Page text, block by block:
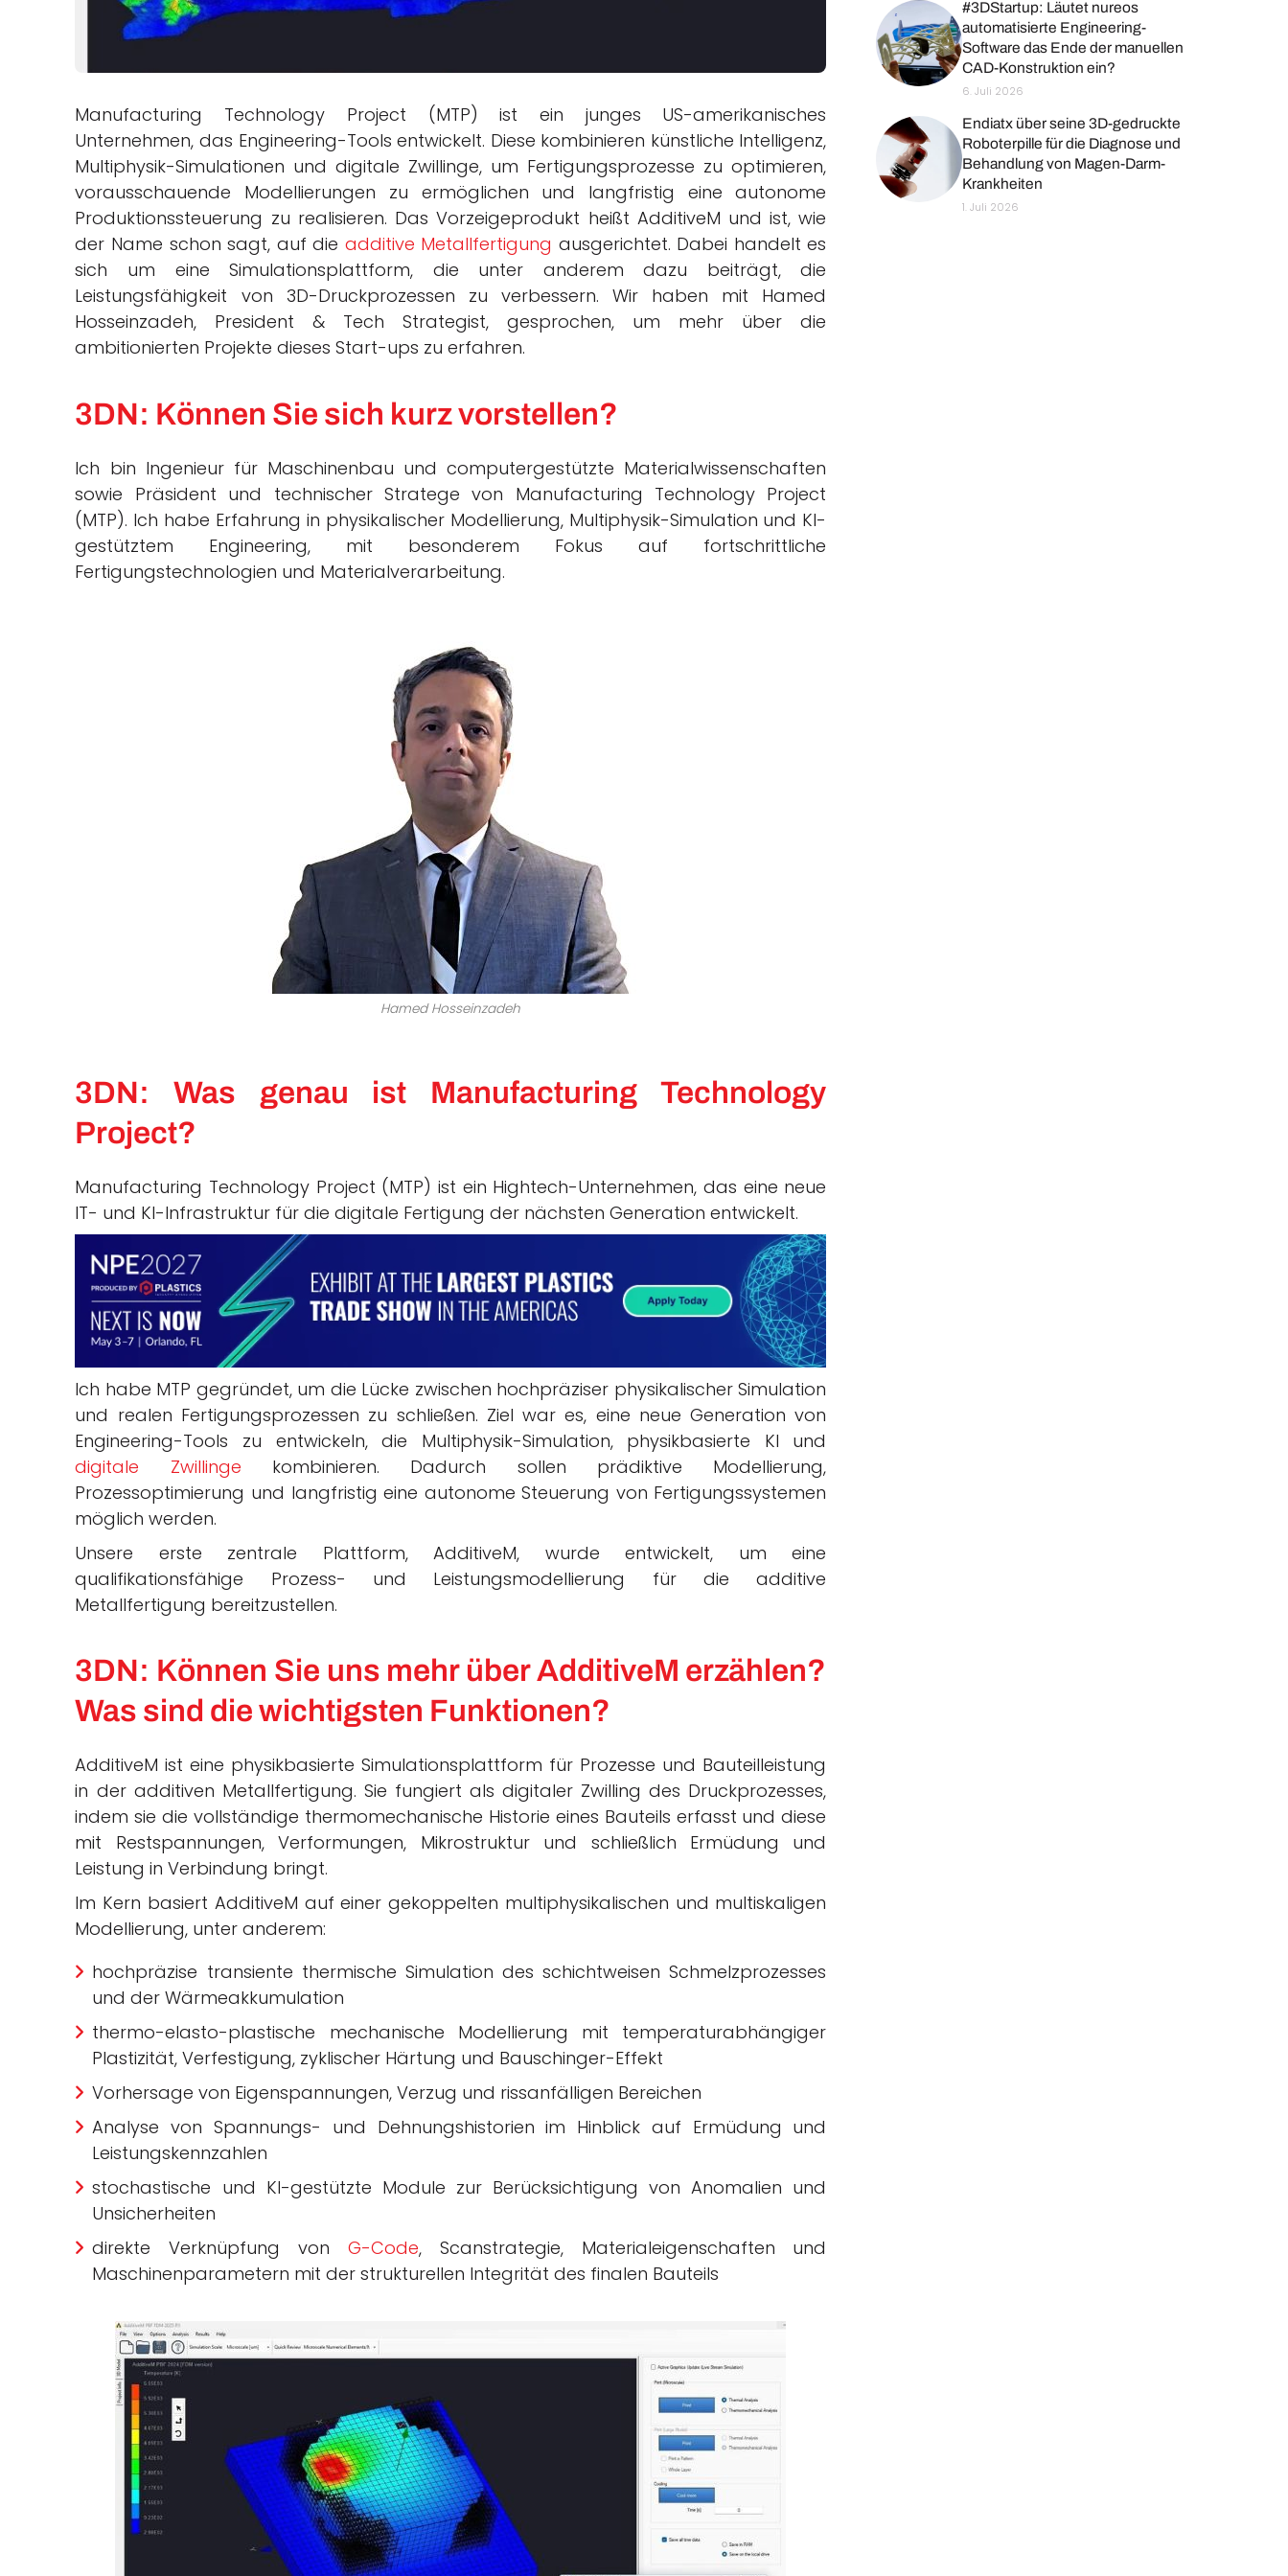
Manufacturing Technology Project (MTP) ist ein junges US-amerikanisches
Unternehmen, das Engineering-Tools entwickelt. Diese kombinieren künstliche Intelligenz,
Multiphysik-Simulationen und digitale Zwillinge, um Fertigungsprozesse zu optimieren,
vorausschauende Modellierungen zu ermöglichen und langfristig eine autonome
Produktionssteuerung zu realisieren. Das Vorzeigeprodukt heißt AdditiveM und ist, wie
der Name schon sagt, auf die additive Metallfertigung ausgerichtet. Dabei handelt es
sich um eine Simulationsplattform, die unter anderem dazu beiträgt, die
Leistungsfähigkeit von 3D-Druckprozessen zu verbessern. Wir haben mit Hamed
Hosseinzadeh, President & Tech Strategist, gesprochen, um mehr über die
ambitionierten Projekte dieses Start-ups zu erfahren.
3DN: Können Sie sich kurz vorstellen?
Ich bin Ingenieur für Maschinenbau und computergestützte Materialwissenschaften
sowie Präsident und technischer Stratege von Manufacturing Technology Project
(MTP). Ich habe Erfahrung in physikalischer Modellierung, Multiphysik-Simulation und KI-
gestütztem Engineering, mit besonderem Fokus auf fortschrittliche
Fertigungstechnologien und Materialverarbeitung.
Hamed Hosseinzadeh
3DN: Was genau ist Manufacturing Technology
Project?
Manufacturing Technology Project (MTP) ist ein Hightech-Unternehmen, das eine neue
IT- und KI-Infrastruktur für die digitale Fertigung der nächsten Generation entwickelt.
Ich habe MTP gegründet, um die Lücke zwischen hochpräziser physikalischer Simulation
und realen Fertigungsprozessen zu schließen. Ziel war es, eine neue Generation von
Engineering-Tools zu entwickeln, die Multiphysik-Simulation, physikbasierte KI und
digitale Zwillinge kombinieren. Dadurch sollen prädiktive Modellierung,
Prozessoptimierung und langfristig eine autonome Steuerung von Fertigungssystemen
möglich werden.
Unsere erste zentrale Plattform, AdditiveM, wurde entwickelt, um eine
qualifikationsfähige Prozess- und Leistungsmodellierung für die additive
Metallfertigung bereitzustellen.
3DN: Können Sie uns mehr über AdditiveM erzählen?
Was sind die wichtigsten Funktionen?
AdditiveM ist eine physikbasierte Simulationsplattform für Prozesse und Bauteilleistung
in der additiven Metallfertigung. Sie fungiert als digitaler Zwilling des Druckprozesses,
indem sie die vollständige thermomechanische Historie eines Bauteils erfasst und diese
mit Restspannungen, Verformungen, Mikrostruktur und schließlich Ermüdung und
Leistung in Verbindung bringt.
Im Kern basiert AdditiveM auf einer gekoppelten multiphysikalischen und multiskaligen
Modellierung, unter anderem:
hochpräzise transiente thermische Simulation des schichtweisen Schmelzprozesses
und der Wärmeakkumulation
thermo-elasto-plastische mechanische Modellierung mit temperaturabhängiger
Plastizität, Verfestigung, zyklischer Härtung und Bauschinger-Effekt
Vorhersage von Eigenspannungen, Verzug und rissanfälligen Bereichen
Analyse von Spannungs- und Dehnungshistorien im Hinblick auf Ermüdung und
Leistungskennzahlen
stochastische und KI-gestützte Module zur Berücksichtigung von Anomalien und
Unsicherheiten
direkte Verknüpfung von G-Code, Scanstrategie, Materialeigenschaften und
Maschinenparametern mit der strukturellen Integrität des finalen Bauteils
#3DStartup: Läutet nureos
automatisierte Engineering-
Software das Ende der manuellen
CAD-Konstruktion ein?
6. Juli 2026
Endiatx über seine 3D-gedruckte
Roboterpille für die Diagnose und
Behandlung von Magen-Darm-
Krankheiten
1. Juli 2026